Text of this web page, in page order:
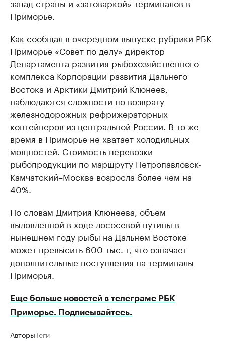
запад страны и «затоваркой» терминалов в
Приморье.
Как сообщал в очередном выпуске рубрики РБК
Приморье «Совет по делу» директор
Департамента развития рыбохозяйственного
комплекса Корпорации развития Дальнего
Востока и Арктики Дмитрий Клюнеев,
наблюдаются сложности по возврату
железнодорожных рефрижераторных
контейнеров из центральной России. В то же
время в Приморье не хватает холодильных
мощностей. Стоимость перевозки
рыбопродукции по маршруту Петропавловск-
Камчатский–Москва возросла более чем на
40%.
По словам Дмитрия Клюнеева, объем
выловленной в ходе лососевой путины в
нынешнем году рыбы на Дальнем Востоке
может превысить 600 тыс. т, что означает
дополнительные поступления на терминалы
Приморья.
Еще больше новостей в телеграме РБК
Приморье. Подписывайтесь.
АвторыТеги